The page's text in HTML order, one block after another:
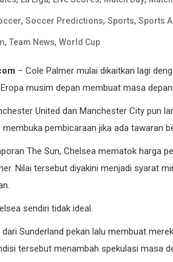
, Soccer Predictions, Sports, Sports
, Team News, World Cup
– Cole Palmer mulai dikaitkan lagi
musim depan membuat masa
United dan Manchester City pun
pembicaraan jika ada tawaran
The Sun, Chelsea mematok harga
Nilai tersebut diyakini menjadi syarat
sendiri tidak ideal.
dari Sunderland pekan lalu membuat
tersebut menambah spekulasi masa